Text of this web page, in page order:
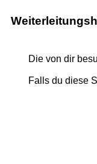
Die von dir
Falls du diese